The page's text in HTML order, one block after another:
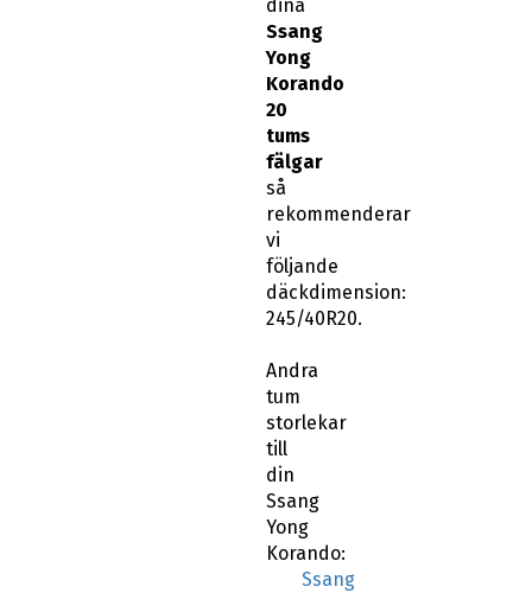
dina
Ssang
Yong
Korando
20
tums
fälgar
så
rekommenderar
vi
följande
däckdimension:
245/40R20.
Andra
tum
storlekar
till
din
Ssang
Yong
Korando:
Ssang